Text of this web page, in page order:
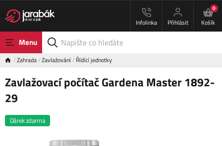
Infolinka Přihlásit
0
Košík
Menu
Zahrada Zavlažování Řídící jednotky
Zavlažovací počítač Gardena Master 1892-
29
Dárek zdarma